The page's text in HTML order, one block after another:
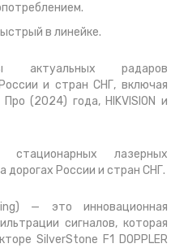
в линейке.
актуальных радаров
и стран СНГ, включая
(2024) года, HIKVISION и
лазерных
дорогах России и стран СНГ.
— это инновационная
сигналов, которая
SilverStone F1 DOPPLER